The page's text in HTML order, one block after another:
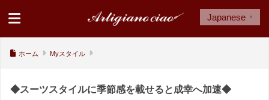
ホーム Myスタイル
◆スーツスタイルに季節感を載せると成幸へ加速◆
Japanese ▼